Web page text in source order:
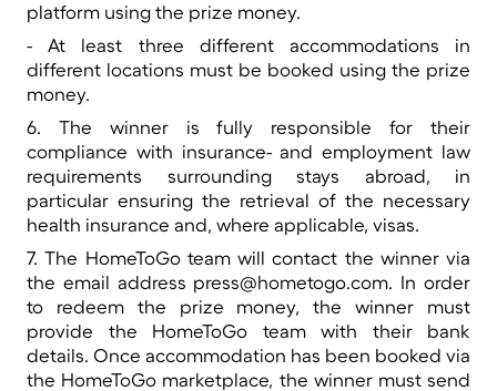
platform using the prize money.
- At least three different accommodations in
different locations must be booked using the prize
money.
6. The winner is fully responsible for their
compliance with insurance- and employment law
requirements surrounding stays abroad, in
particular ensuring the retrieval of the necessary
health insurance and, where applicable, visas.
7. The HomeToGo team will contact the winner via
the email address press@hometogo.com. In order
to redeem the prize money, the winner must
provide the HomeToGo team with their bank
details. Once accommodation has been booked via
the HomeToGo marketplace, the winner must send